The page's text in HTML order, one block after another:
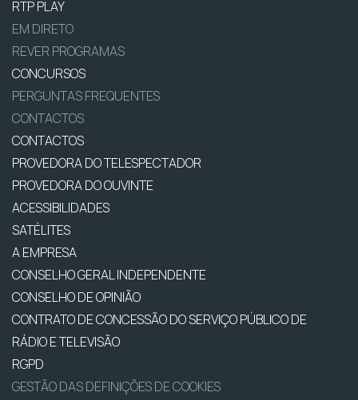
RTP PLAY
EM DIRETO
REVER PROGRAMAS
CONCURSOS
PERGUNTAS FREQUENTES
CONTACTOS
CONTACTOS
PROVEDORA DO TELESPECTADOR
PROVEDORA DO OUVINTE
ACESSIBILIDADES
SATÉLITES
A EMPRESA
CONSELHO GERAL INDEPENDENTE
CONSELHO DE OPINIÃO
CONTRATO DE CONCESSÃO DO SERVIÇO PÚBLICO DE
RÁDIO E TELEVISÃO
RGPD
GESTÃO DAS DEFINIÇÕES DE COOKIES